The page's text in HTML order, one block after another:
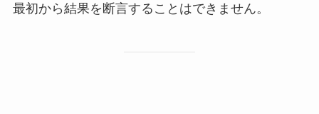
最初から結果を断言することはできません。